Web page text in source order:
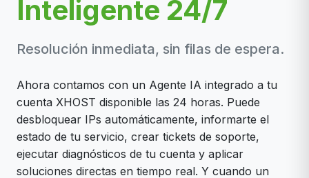
Inteligente 24/7
Resolución inmediata, sin filas de espera.
Ahora contamos con un Agente IA integrado a tu
cuenta XHOST disponible las 24 horas. Puede
desbloquear IPs automáticamente, informarte el
estado de tu servicio, crear tickets de soporte,
ejecutar diagnósticos de tu cuenta y aplicar
soluciones directas en tiempo real. Y cuando un